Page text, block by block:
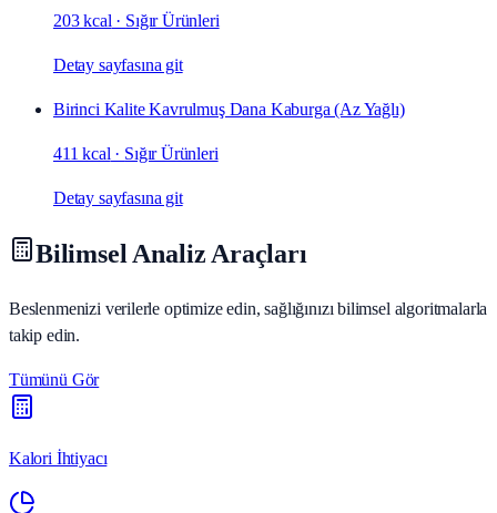
203 kcal · Sığır Ürünleri
Detay sayfasına git
Birinci Kalite Kavrulmuş Dana Kaburga (Az Yağlı)
411 kcal · Sığır Ürünleri
Detay sayfasına git
Bilimsel Analiz Araçları
Beslenmenizi verilerle optimize edin, sağlığınızı bilimsel algoritmalarla
takip edin.
Tümünü Gör
Kalori İhtiyacı